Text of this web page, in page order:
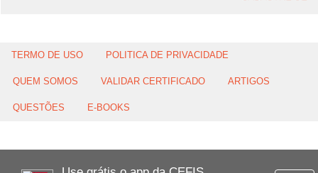
TERMO DE USO POLITICA DE PRIVACIDADE
QUEM SOMOS VALIDAR CERTIFICADO ARTIGOS
QUESTÕES E-BOOKS